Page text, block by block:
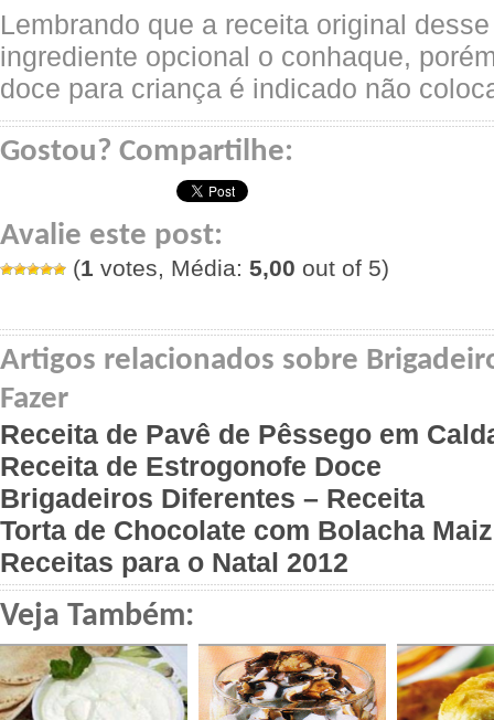
Lembrando que a receita original
ingrediente opcional o conhaque,
doce para criança é indicado não
Gostou? Compartilhe:
Avalie este post:
(1 votes, Média: 5,00 out of 5)
Artigos relacionados sobre
Fazer
Receita de Pavê de Pêssego em
Receita de Estrogonofe Doce
Brigadeiros Diferentes – Receita
Torta de Chocolate com Bolacha
Receitas para o Natal 2012
Veja Também: